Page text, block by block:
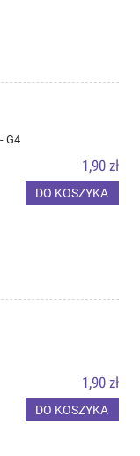
G4
1,90 zł
DO KOSZYKA
1,90 zł
DO KOSZYKA